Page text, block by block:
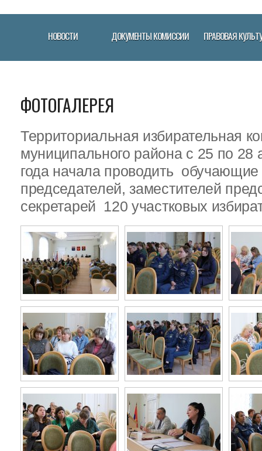
НОВОСТИ ДОКУМЕНТЫ КОМИССИИ ПРАВОВАЯ
ФОТОГАЛЕРЕЯ
Территориальная избирательная
муниципального района с 25 по 28
года начала проводить
председателей, заместителей
секретарей 120 участковых